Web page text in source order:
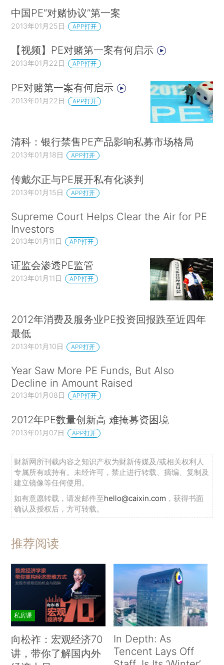
中国PE“对赌协议”第一案
2013年01月25日 APP打开
【视频】PE对赌第一案有何启示
2013年01月22日 APP打开
PE对赌第一案有何启示
2013年01月22日 APP打开
清科：银行禁售PE产品影响私募市场格局
2013年01月18日 APP打开
传戴尔正与PE展开私有化谈判
2013年01月15日 APP打开
Supreme Court Helps Clear the Air for PE
Investors
2013年01月11日 APP打开
证监会渗透PE监管
2013年01月11日 APP打开
2012年消费及服务业PE投资回报跌至近四年
最低
2013年01月10日 APP打开
Year Saw More PE Funds, But Also
Decline in Amount Raised
2013年01月08日 APP打开
2012年PE数量创新高 难掩募资困境
2013年01月07日 APP打开
财新网所刊载内容之知识产权为财新传媒及/或相关权利人
专属所有或持有。未经许可，禁止进行转载、摘编、复制及
建立镜像等任何使用。
如有意愿转载，请发邮件至hello@caixin.com ，获得书面
确认及授权后，方可转载。
推荐阅读
私房课
向松祚：宏观经济70
讲，带你了解国内外
In Depth: As
Tencent Lays Off